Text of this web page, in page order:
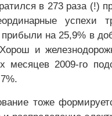
в 273 раза (!)
успехи
на 25,9% в
и
месяцев 2009-го
тоже